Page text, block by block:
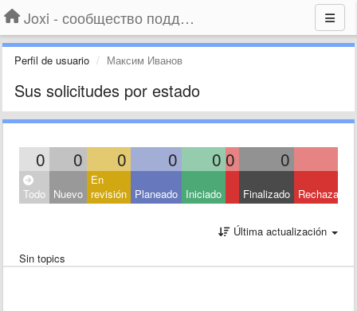
Joxi - сообщество поддержки
Perfil de usuario Максим Иванов
Sus solicitudes por estado
0 0 0 0 0 0 0
Todo Nuevo
En
revisión Planeado Iniciado Finalizado Rechazado
Última actualización
Sin topics